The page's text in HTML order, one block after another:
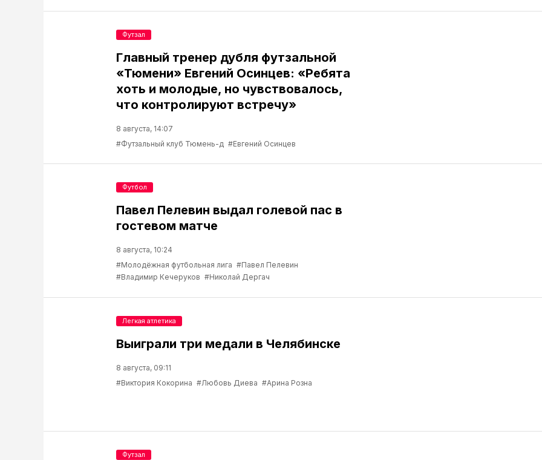
Главный тренер дубля футзальной
«Тюмени» Евгений Осинцев: «Ребята
хоть и молодые, но чувствовалось,
что контролируют встречу»
8 августа, 14:07
#Футзальный клуб Тюмень-д #Евгений Осинцев
Футзал
Павел Пелевин выдал голевой пас в
гостевом матче
8 августа, 10:24
#Молодёжная футбольная лига #Павел Пелевин
#Владимир Кечеруков #Николай Дергач
Футбол
Выиграли три медали в Челябинске
8 августа, 09:11
#Виктория Кокорина #Любовь Диева #Арина Розна
Легкая атлетика
Футзал